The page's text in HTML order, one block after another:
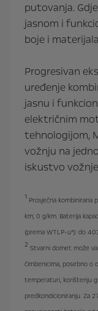
putovanja.
jasnom i
boje i
Progresivan
uređenje
jasnu i
električnim
tehnologijom,
vožnju na
iskustvo
1 Prosječna kombinirana
km; 0 g/km. Baterija
(prema WTLP-u*): do
2 Stvarni domet može
čimbenicima, posebno o
temperaturi, korištenju
predkondicioniranju. Za